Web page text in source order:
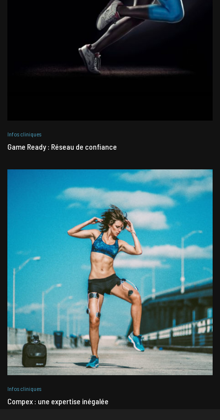
Infos cliniques
Game Ready : Réseau de confiance
Infos cliniques
Compex : une expertise inégalée